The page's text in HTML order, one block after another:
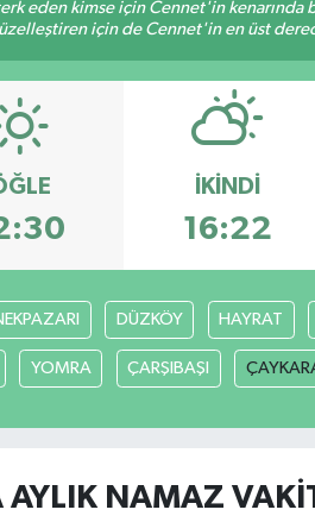
eden kimse için Cennet'in
için de Cennet'in en üst
İKINDI
16:22
DÜZKÖY HAYRAT
YOMRA ÇARŞIBAŞI
AYLIK NAMAZ